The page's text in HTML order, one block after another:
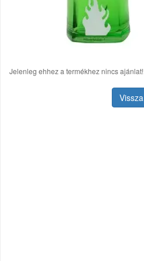
Jelenleg ehhez a termékhez nincs ajánlat!
Vissza